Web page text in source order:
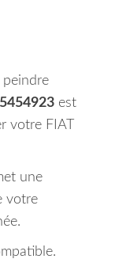
est
votre FIAT
une
votre